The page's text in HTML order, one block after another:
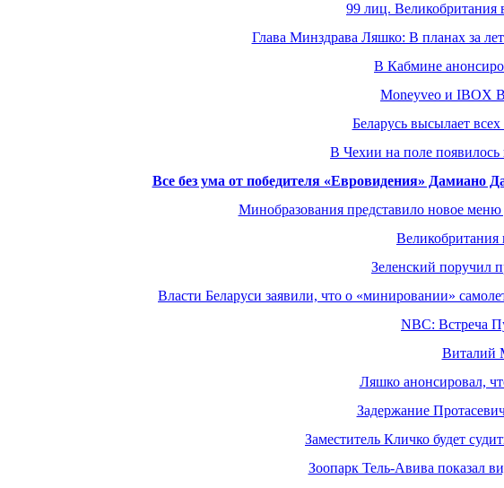
99 лиц. Великобритания
Глава Минздрава Ляшко: В планах за
В Кабмине
Moneyveo и IBOX
Беларусь высылает
В Чехии на поле
Все без ума от победителя «Евровидения» Дамиано
Минобразования представило новое
Зеленский поручил
Власти Беларуси заявили, что о «минировании»
NBC: Встреча
Виталий
Ляшко анонсировал,
Задержание
Заместитель Кличко будет
Зоопарк Тель-Авива показал